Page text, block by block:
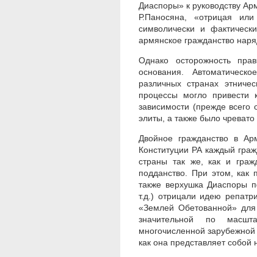
Диаспоры» к руководству
Р.Паносяна, «отрицая
символически и
армянское гражданство
Однако осторожность
основания.
различных странах
процессы могло
зависимости (прежде
элиты, а также было чревато
Двойное гражданство в
Конституции РА каждый
страны так же, как и
подданство. При этом, как
также верхушка Диаспоры
т.д.) отрицали идею
«Землей Обетованной»
значительной по
многочисленной
как она представляет